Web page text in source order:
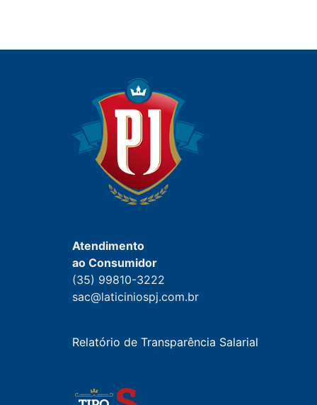
Atendimento
ao Consumidor
(35) 99810-3222
sac@laticiniospj.com.br
Relatório de Transparência Salarial